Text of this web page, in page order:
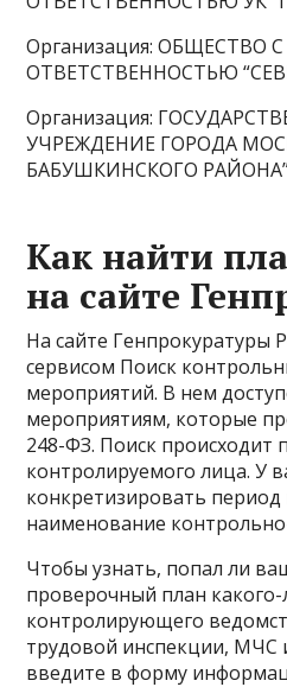
Организация: ОБЩЕСТВО
ОТВЕТСТВЕННОСТЬЮ
Организация:
УЧРЕЖДЕНИЕ ГОРОДА
БАБУШКИНСКОГО
Как найти
на сайте
На сайте Генпрокуратуры
сервисом Поиск
мероприятий. В нем
мероприятиям, которые
248-ФЗ. Поиск происходит
контролируемого лица. У
конкретизировать
наименование
Чтобы узнать, попал ли
проверочный план какого-
контролирующего
трудовой инспекции, МЧС
введите в форму